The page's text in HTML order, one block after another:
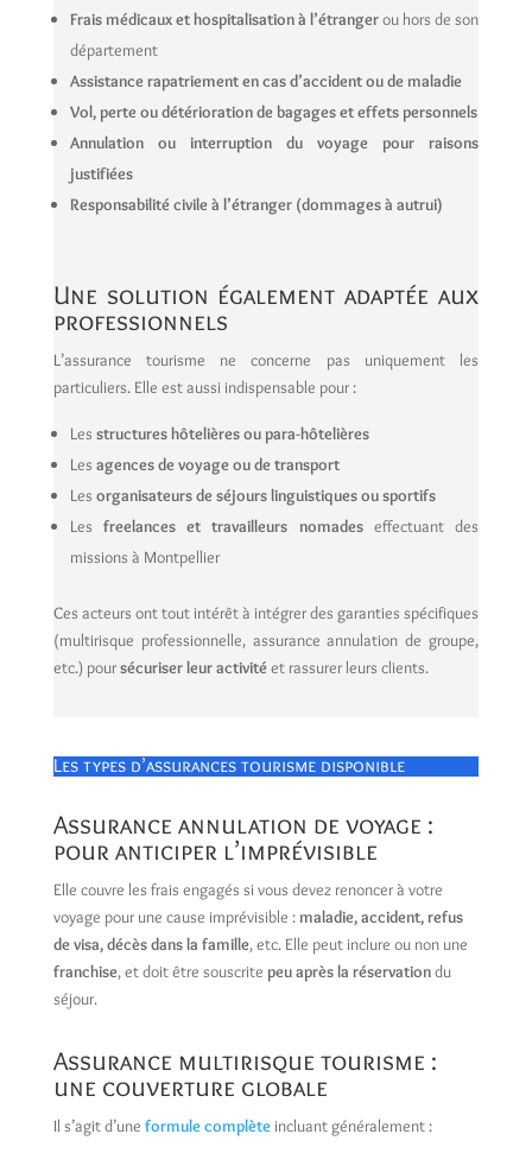
Frais médicaux et hospitalisation à l’étrangerou hors de son
département
Assistance rapatriement en cas d’accident ou de maladie
Vol, perte ou détérioration de bagages et effets personnels
Annulation ou interruption du voyage pour raisons
justifiées
Responsabilité civile à l’étranger (dommages à autrui)
Une solution également adaptée aux
professionnels
L’assurance tourisme ne concerne pas uniquement les
particuliers. Elle est aussi indispensable pour :
Les structures hôtelières ou para-hôtelières
Les agences de voyage ou de transport
Les organisateurs de séjours linguistiques ou sportifs
Lesfreelances et travailleurs nomadeseffectuant des
missions à Montpellier
Ces acteurs ont tout intérêt à intégrer des garanties spécifiques
(multirisque professionnelle, assurance annulation de groupe,
etc.) poursécuriser leur activitéet rassurer leurs clients.
Les types d’assurances tourisme disponible
Assurance annulation de voyage :
pour anticiper l’imprévisible
Elle couvre les frais engagés si vous devez renoncer à votre
voyage pour une cause imprévisible : maladie, accident, refus
de visa, décès dans la famille, etc. Elle peut inclure ou non une
franchise, et doit être souscrite peu après la réservationdu
séjour.
Assurance multirisque tourisme :
une couverture globale
Il s’agit d’une formule complèteincluant généralement :